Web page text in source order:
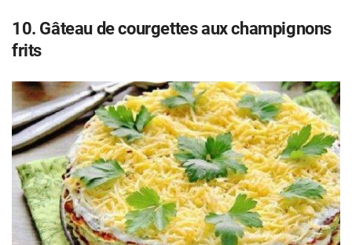
10. Gâteau de courgettes aux champignons
frits